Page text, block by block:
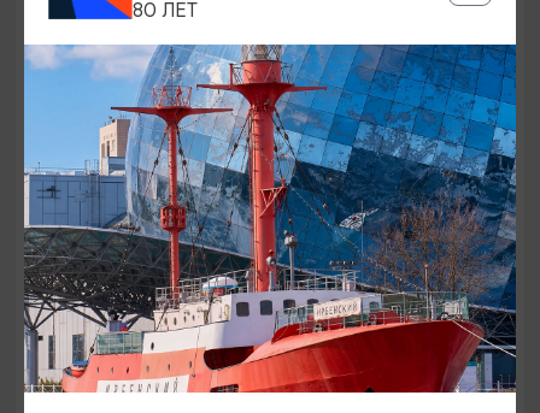
СПА-ЦЕНТРЫ И АКВАКОМПЛЕКСЫ
Аквапарк в загородном отеле
ФишДорф
Полесск, Полесский р-н, пос. Матросово, ул.
Левобережная, 21
80 ЛЕТ